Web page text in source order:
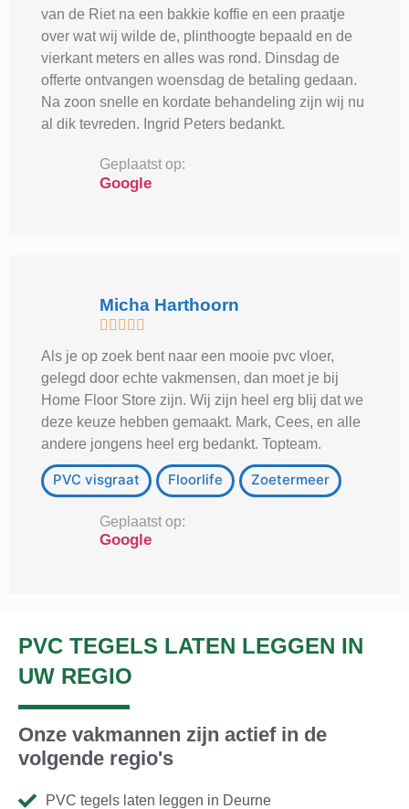
van de Riet na een bakkie koffie en een praatje
over wat wij wilde de, plinthoogte bepaald en de
vierkant meters en alles was rond. Dinsdag de
offerte ontvangen woensdag de betaling gedaan.
Na zoon snelle en kordate behandeling zijn wij nu
al dik tevreden. Ingrid Peters bedankt.
Geplaatst op:
Google
Micha Harthoorn
    
Als je op zoek bent naar een mooie pvc vloer,
gelegd door echte vakmensen, dan moet je bij
Home Floor Store zijn. Wij zijn heel erg blij dat we
deze keuze hebben gemaakt. Mark, Cees, en alle
andere jongens heel erg bedankt. Topteam.
PVC visgraat Floorlife Zoetermeer
Geplaatst op:
Google
PVC TEGELS LATEN LEGGEN IN
UW REGIO
Onze vakmannen zijn actief in de
volgende regio's
PVC tegels laten leggen in Deurne